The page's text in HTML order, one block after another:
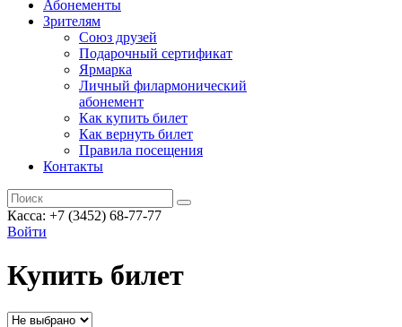
Абонементы
Зрителям
Союз друзей
Подарочный сертификат
Ярмарка
Личный филармонический
абонемент
Как купить билет
Как вернуть билет
Правила посещения
Контакты
Касса: +7 (3452) 68-77-77
Войти
Купить билет